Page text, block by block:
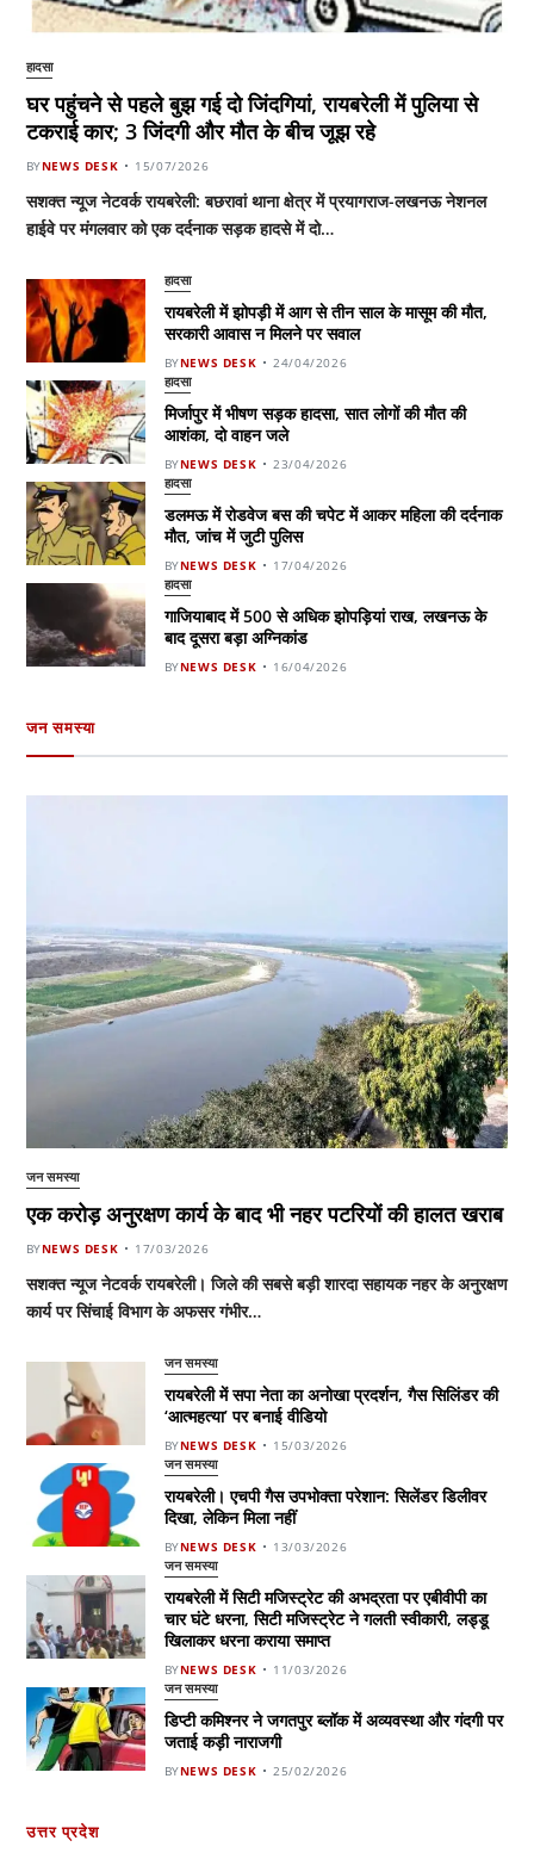
हादसा
घर पहुंचने से पहले बुझ गई दो जिंदगियां, रायबरेली में पुलिया से
टकराई कार; 3 जिंदगी और मौत के बीच जूझ रहे
BYNEWS DESK 15/07/2026
सशक्त न्यूज नेटवर्क रायबरेली: बछरावां थाना क्षेत्र में प्रयागराज-लखनऊ नेशनल
हाईवे पर मंगलवार को एक दर्दनाक सड़क हादसे में दो…
हादसा
रायबरेली में झोपड़ी में आग से तीन साल के मासूम की मौत,
सरकारी आवास न मिलने पर सवाल
BYNEWS DESK 24/04/2026
हादसा
मिर्जापुर में भीषण सड़क हादसा, सात लोगों की मौत की
आशंका, दो वाहन जले
BYNEWS DESK 23/04/2026
हादसा
डलमऊ में रोडवेज बस की चपेट में आकर महिला की दर्दनाक
मौत, जांच में जुटी पुलिस
BYNEWS DESK 17/04/2026
हादसा
गाजियाबाद में 500 से अधिक झोपड़ियां राख, लखनऊ के
बाद दूसरा बड़ा अग्निकांड
BYNEWS DESK 16/04/2026
जन समस्या
जन समस्या
एक करोड़ अनुरक्षण कार्य के बाद भी नहर पटरियों की हालत खराब
BYNEWS DESK 17/03/2026
सशक्त न्यूज नेटवर्क रायबरेली। जिले की सबसे बड़ी शारदा सहायक नहर के अनुरक्षण
कार्य पर सिंचाई विभाग के अफसर गंभीर…
जन समस्या
रायबरेली में सपा नेता का अनोखा प्रदर्शन, गैस सिलिंडर की
‘आत्महत्या’ पर बनाई वीडियो
BYNEWS DESK 15/03/2026
जन समस्या
रायबरेली। एचपी गैस उपभोक्ता परेशान: सिलेंडर डिलीवर
दिखा, लेकिन मिला नहीं
BYNEWS DESK 13/03/2026
जन समस्या
रायबरेली में सिटी मजिस्ट्रेट की अभद्रता पर एबीवीपी का
चार घंटे धरना, सिटी मजिस्ट्रेट ने गलती स्वीकारी, लड्डू
खिलाकर धरना कराया समाप्त
BYNEWS DESK 11/03/2026
जन समस्या
डिप्टी कमिश्नर ने जगतपुर ब्लॉक में अव्यवस्था और गंदगी पर
जताई कड़ी नाराजगी
BYNEWS DESK 25/02/2026
उत्तर प्रदेश